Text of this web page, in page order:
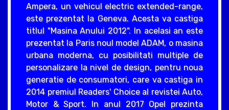
Ampera, un vehicul electric extended-range,
este prezentat la Geneva. Acesta va castiga
titlul "Masina Anului 2012". In acelasi an este
prezentat la Paris noul model ADAM, o masina
urbana moderna, cu posibilitati multiple de
personalizare la nivel de design, pentru noua
generatie de consumatori, care va castiga in
2014 premiul Readers' Choice al revistei Auto,
Motor & Sport. In anul 2017 Opel prezinta